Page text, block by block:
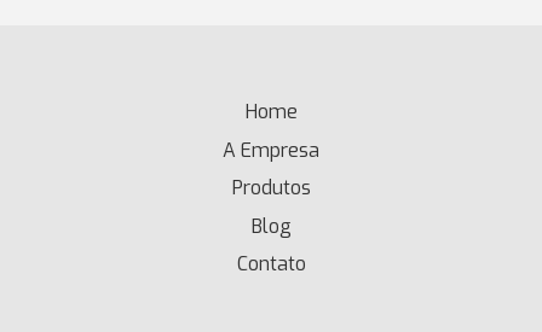
Home
A Empresa
Produtos
Blog
Contato